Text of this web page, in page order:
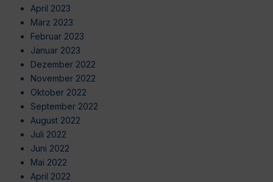
April 2023
März 2023
Februar 2023
Januar 2023
Dezember 2022
November 2022
Oktober 2022
September 2022
August 2022
Juli 2022
Juni 2022
Mai 2022
April 2022